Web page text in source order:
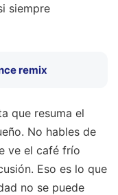
siempre
remix
que resuma el
No hables de
ve el café frío
Eso es lo que
no se puede